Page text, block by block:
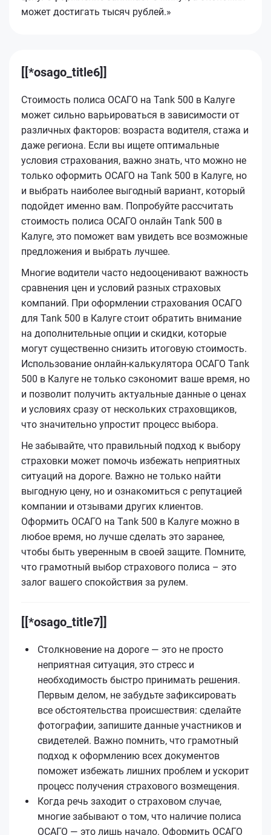
может достигать тысяч рублей.»
[[*osago_title6]]
Стоимость полиса ОСАГО на Tank 500 в Калуге
может сильно варьироваться в зависимости от
различных факторов: возраста водителя, стажа и
даже региона. Если вы ищете оптимальные
условия страхования, важно знать, что можно не
только оформить ОСАГО на Tank 500 в Калуге, но
и выбрать наиболее выгодный вариант, который
подойдет именно вам. Попробуйте рассчитать
стоимость полиса ОСАГО онлайн Tank 500 в
Калуге, это поможет вам увидеть все возможные
предложения и выбрать лучшее.
Многие водители часто недооценивают важность
сравнения цен и условий разных страховых
компаний. При оформлении страхования ОСАГО
для Tank 500 в Калуге стоит обратить внимание
на дополнительные опции и скидки, которые
могут существенно снизить итоговую стоимость.
Использование онлайн-калькулятора ОСАГО Tank
500 в Калуге не только сэкономит ваше время, но
и позволит получить актуальные данные о ценах
и условиях сразу от нескольких страховщиков,
что значительно упростит процесс выбора.
Не забывайте, что правильный подход к выбору
страховки может помочь избежать неприятных
ситуаций на дороге. Важно не только найти
выгодную цену, но и ознакомиться с репутацией
компании и отзывами других клиентов.
Оформить ОСАГО на Tank 500 в Калуге можно в
любое время, но лучше сделать это заранее,
чтобы быть уверенным в своей защите. Помните,
что грамотный выбор страхового полиса – это
залог вашего спокойствия за рулем.
[[*osago_title7]]
Столкновение на дороге — это не просто
неприятная ситуация, это стресс и
необходимость быстро принимать решения.
Первым делом, не забудьте зафиксировать
все обстоятельства происшествия: сделайте
фотографии, запишите данные участников и
свидетелей. Важно помнить, что грамотный
подход к оформлению всех документов
поможет избежать лишних проблем и ускорит
процесс получения страхового возмещения.
Когда речь заходит о страховом случае,
многие забывают о том, что наличие полиса
ОСАГО — это лишь начало. Оформить ОСАГО